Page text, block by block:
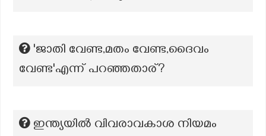
'ജാതി വേണ്ട,മതം വേണ്ട,ദൈവം
വേണ്ട'എന്ന് പറഞ്ഞതാര്?
ഇന്ത്യയിൽ വിവരാവകാശ നിയമം